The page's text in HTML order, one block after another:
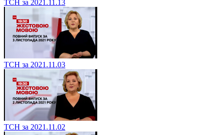
ТСН за 2021.11.13
ТСН за 2021.11.03
ТСН за 2021.11.02